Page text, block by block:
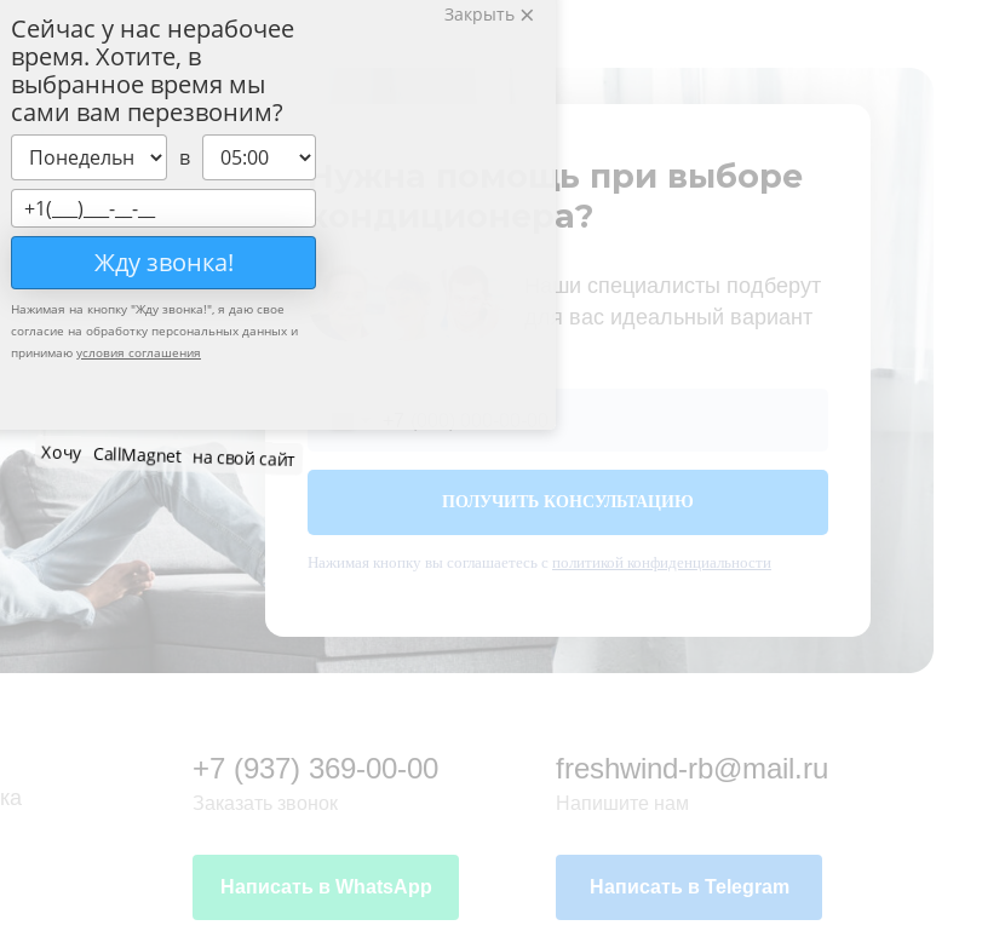
Наши специалисты подберут
для вас идеальный вариант
Нужна помощь при выборе
кондиционера?
ПОЛУЧИТЬ КОНСУЛЬТАЦИЮ
Нажимая кнопку вы соглашаетесь с политикой конфиденциальности
+7 (937) 369-00-00
Заказать звонок
freshwind-rb@mail.ru
Напишите нам
Написать в WhatsApp Написать в Telegram
Закрыть
Сейчас у нас нерабочее
время. Хотите, в
выбранное время мы
сами вам перезвоним?
в
Жду звонка!
Нажимая на кнопку "Жду звонка!", я даю свое
согласие на обработку персональных данных и
принимаю условия соглашения
Хочу CallMagnet на свой сайт